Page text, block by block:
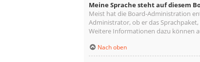
Meine Sprache steht auf diesem
Meist hat die Board-Administration
Administrator, ob er das
Weitere Informationen dazu können
Nach oben